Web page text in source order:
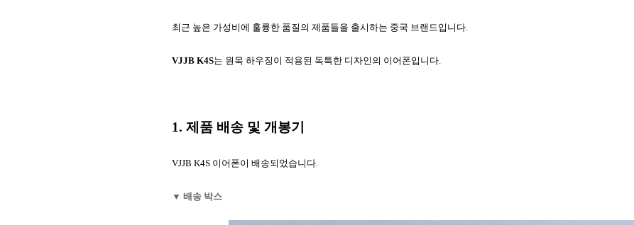
최근 높은 가성비에 훌륭한 품질의 제품들을 출시하는 중국 브랜드입니다.
VJJB K4S는 원목 하우징이 적용된 독특한 디자인의 이어폰입니다.
1. 제품 배송 및 개봉기
VJJB K4S 이어폰이 배송되었습니다.
▼ 배송 박스